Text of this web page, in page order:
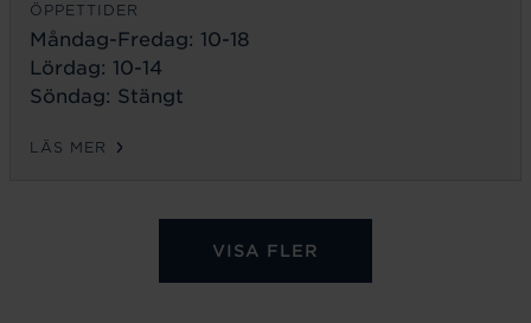
ÖPPETTIDER
Måndag-Fredag: 10-18
Lördag: 10-14
Söndag: Stängt
LÄS MER
VISA FLER